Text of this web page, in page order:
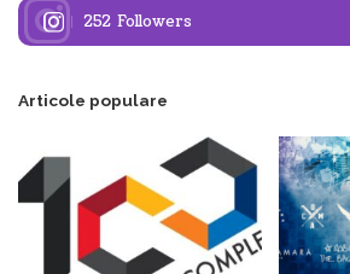
252 Followers
Articole populare